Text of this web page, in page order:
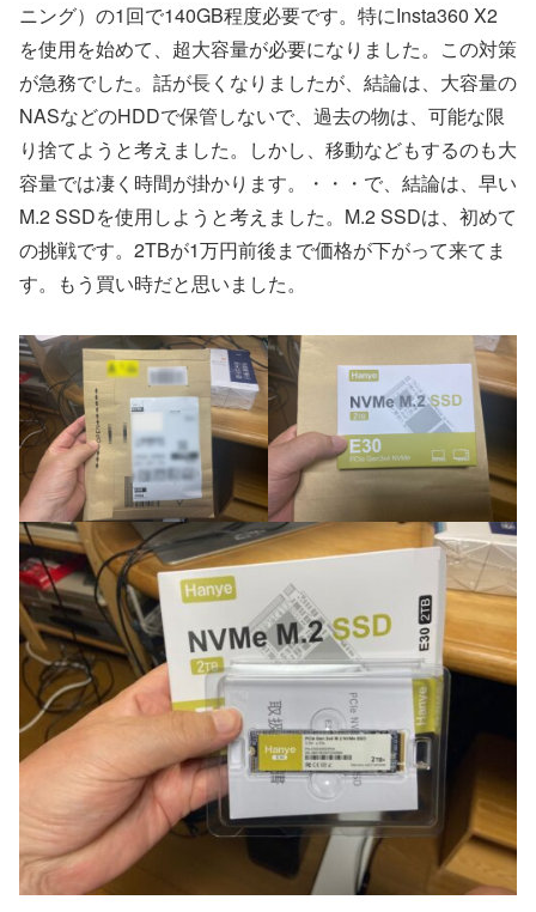
ニング）の1回で140GB程度必要です。特にInsta360 X2
を使用を始めて、超大容量が必要になりました。この対策
が急務でした。話が長くなりましたが、結論は、大容量の
NASなどのHDDで保管しないで、過去の物は、可能な限
り捨てようと考えました。しかし、移動などもするのも大
容量では凄く時間が掛かります。・・・で、結論は、早い
M.2 SSDを使用しようと考えました。M.2 SSDは、初めて
の挑戦です。2TBが1万円前後まで価格が下がって来てま
す。もう買い時だと思いました。